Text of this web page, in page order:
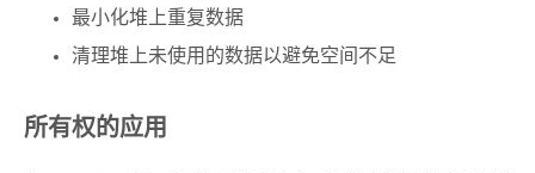
最小化堆上重复数据
清理堆上未使用的数据以避免空间不足
所有权的应用